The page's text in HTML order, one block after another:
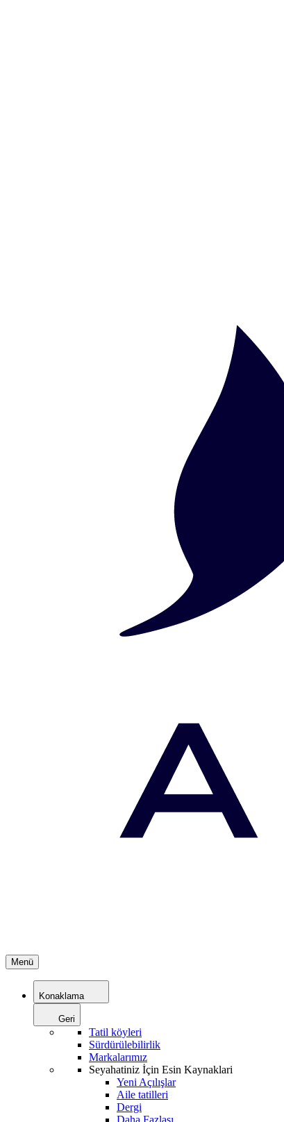
Menü
Konaklama
Geri
Tatil köyleri
Sürdürülebilirlik
Markalarımız
Seyahatiniz İçin Esin Kaynaklari
Yeni Açılışlar
Aile tatilleri
Dergi
Daha Fazlası